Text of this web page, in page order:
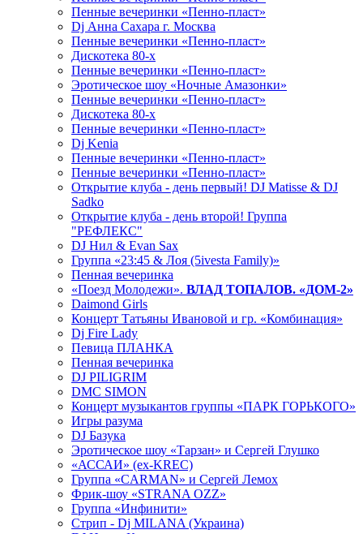
Пенные вечеринки «Пенно-пласт»
Dj Анна Сахара г. Москва
Пенные вечеринки «Пенно-пласт»
Дискотека 80-х
Пенные вечеринки «Пенно-пласт»
Эротическое шоу «Ночные Амазонки»
Пенные вечеринки «Пенно-пласт»
Дискотека 80-х
Пенные вечеринки «Пенно-пласт»
Dj Kenia
Пенные вечеринки «Пенно-пласт»
Пенные вечеринки «Пенно-пласт»
Открытие клуба - день первый! DJ Matisse & DJ
Sadko
Открытие клуба - день второй! Группа
"РЕФЛЕКС"
DJ Нил & Evan Sax
Группа «23:45 & Лоя (5ivesta Family)»
Пенная вечеринка
«Поезд Молодежи». ВЛАД ТОПАЛОВ. «ДОМ-2»
Daimond Girls
Концерт Татьяны Ивановой и гр. «Комбинация»
Dj Fire Lady
Певица ПЛАНКА
Пенная вечеринка
DJ PILIGRIM
DMC SIMON
Концерт музыкантов группы «ПАРК ГОРЬКОГО»
Игры разума
DJ Базука
Эротическое шоу «Тарзан» и Сергей Глушко
«АССАИ» (ex-KREC)
Группа «CARMAN» и Сергей Лемох
Фрик-шоу «STRANA OZZ»
Группа «Инфинити»
Стрип - Dj MILANA (Украина)